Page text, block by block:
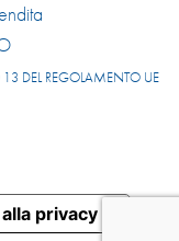
DEL REGOLAMENTO UE
privacy